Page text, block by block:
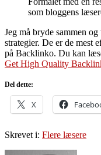
som bloggens
Jeg må bryde sammen
strategier. De er de mest
på Backlinko. Du kan
Get High Quality
Del dette:
X
Skrevet i: Flere læsere